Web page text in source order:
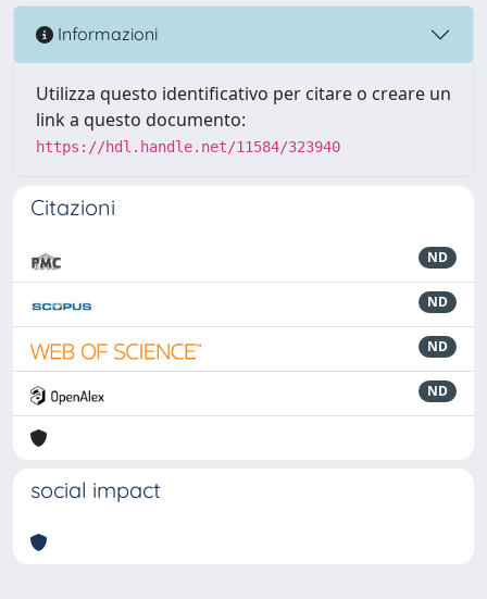
Informazioni
Utilizza questo identificativo per citare o creare un
link a questo documento:
https://hdl.handle.net/11584/323940
Citazioni
ND
ND
ND
ND
social impact